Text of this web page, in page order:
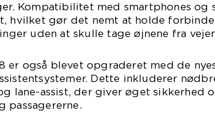
Kompatibilitet med smartphones og
hvilket gør det nemt at holde
uden at skulle tage øjnene fra
er også blevet opgraderet med de
Dette inkluderer
lane-assist, der giver øget sikkerhed
passagererne.